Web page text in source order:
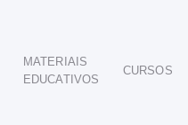
MATERIAIS
EDUCATIVOS
CURSOS